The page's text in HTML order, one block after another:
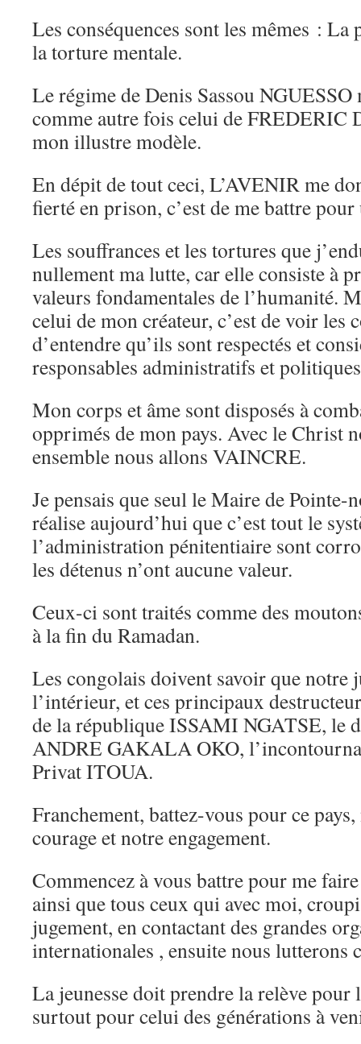
Les conséquences sont les mêmes :
la torture mentale.
Le régime de Denis Sassou
comme autre fois celui de FREDERIC
mon illustre modèle.
En dépit de tout ceci, L’AVENIR me
fierté en prison, c’est de me battre pour
Les souffrances et les tortures que
nullement ma lutte, car elle consiste à
valeurs fondamentales de l’humanité.
celui de mon créateur, c’est de voir les
d’entendre qu’ils sont respectés et
responsables administratifs et politiques
Mon corps et âme sont disposés à
opprimés de mon pays. Avec le Christ
ensemble nous allons VAINCRE.
Je pensais que seul le Maire de Pointe-
réalise aujourd’hui que c’est tout le
l’administration pénitentiaire sont
les détenus n’ont aucune valeur.
Ceux-ci sont traités comme des
à la fin du Ramadan.
Les congolais doivent savoir que notre
l’intérieur, et ces principaux
de la république ISSAMI NGATSE, le
ANDRE GAKALA OKO,
Privat ITOUA.
Franchement, battez-vous pour ce
courage et notre engagement.
Commencez à vous battre pour me
ainsi que tous ceux qui avec moi,
jugement, en contactant des grandes
internationales , ensuite nous lutterons
La jeunesse doit prendre la relève pour
surtout pour celui des générations à